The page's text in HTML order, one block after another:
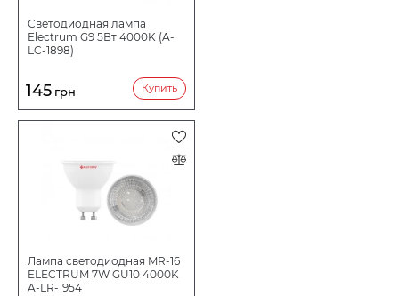
Светодиодная лампа
Electrum G9 5Вт 4000K (A-
LC-1898)
145 грн Купить
Лампа светодиодная MR-16
ELECTRUM 7W GU10 4000K
A-LR-1954